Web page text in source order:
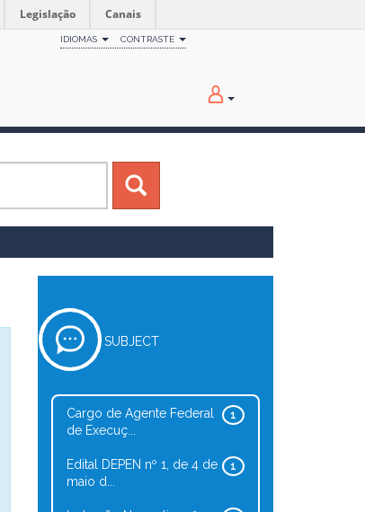
Legislação Canais
IDIOMAS CONTRASTE
SUBJECT
1
Cargo de Agente Federal
de Execuç...
1
Edital DEPEN nº 1, de 4 de
maio d...